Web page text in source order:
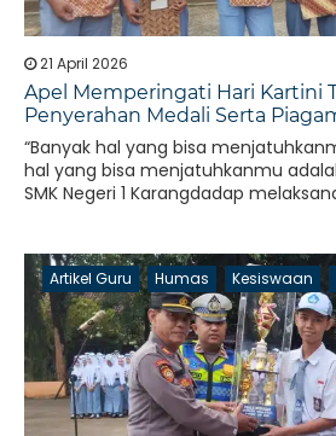
21 April 2026
Apel Memperingati Hari Kartini
Penyerahan Medali Serta
“Banyak hal yang bisa
hal yang bisa menjatuhkanmu
SMK Negeri 1 Karangdadap
Artikel Guru Humas Kesiswaan